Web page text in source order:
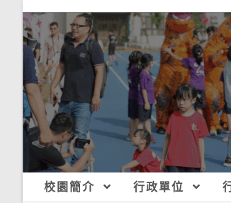
校園簡介 行政單位